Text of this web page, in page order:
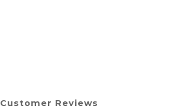
Customer Reviews